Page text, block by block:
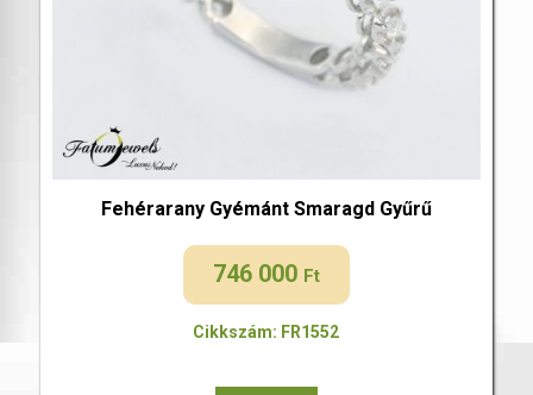
Fehérarany Gyémánt Smaragd Gyűrű
746 000 Ft
Cikkszám: FR1552